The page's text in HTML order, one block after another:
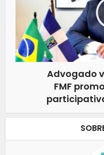
Advogado
FMF